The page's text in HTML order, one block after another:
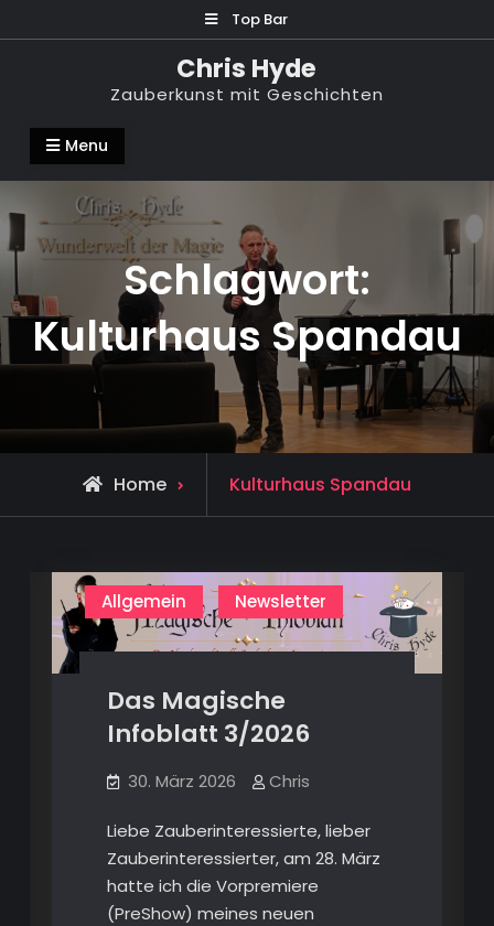
to
Top Bar
Chris Hyde
Zauberkunst mit Geschichten
Menu
Schlagwort:
Kulturhaus Spandau
Home
Posts
tagged
Kulturhaus Spandau
Allgemein Newsletter
Das Magische
Infoblatt 3/2026
30. März 2026 Chris
Liebe Zauberinteressierte, lieber
Zauberinteressierter, am 28. März
hatte ich die Vorpremiere
(PreShow) meines neuen